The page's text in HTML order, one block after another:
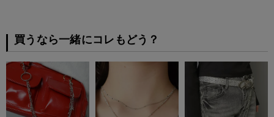
買うなら一緒にコレもどう？